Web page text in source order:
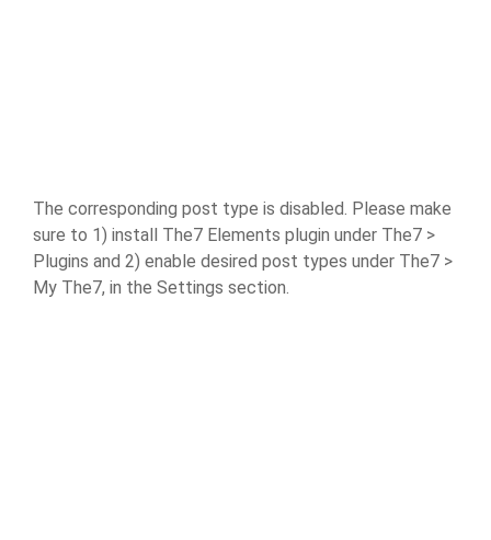
The corresponding post type is disabled. Please make
sure to 1) install The7 Elements plugin under The7 >
Plugins and 2) enable desired post types under The7 >
My The7, in the Settings section.